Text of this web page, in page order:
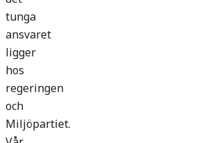
tunga
ansvaret
ligger
hos
regeringen
och
Miljöpartiet.